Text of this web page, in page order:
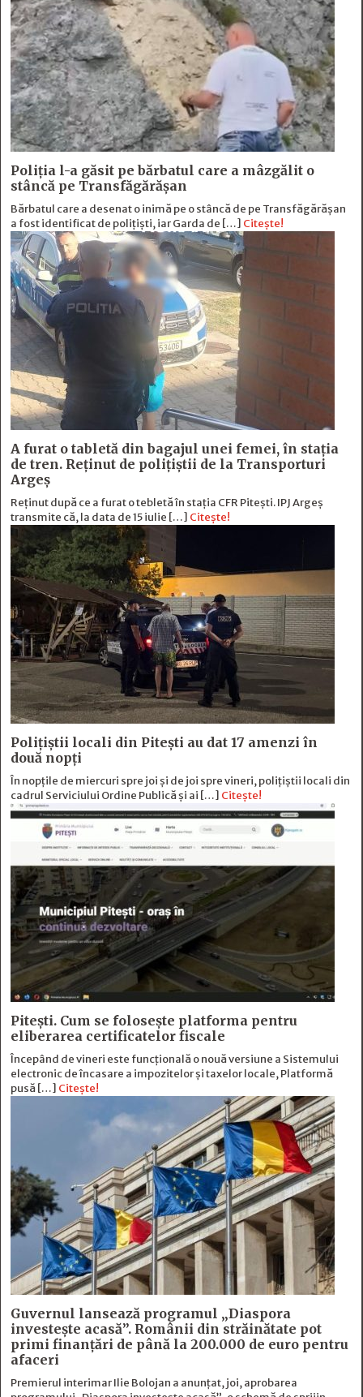
Poliția l-a găsit pe bărbatul care a mâzgălit o
stâncă pe Transfăgărășan
Bărbatul care a desenat o inimă pe o stâncă de pe Transfăgărășan
a fost identificat de polițiști, iar Garda de […] Citește!
A furat o tabletă din bagajul unei femei, în stația
de tren. Reținut de polițiștii de la Transporturi
Argeș
Reținut după ce a furat o tebletă în stația CFR Pitești. IPJ Argeș
transmite că, la data de 15 iulie […] Citește!
Polițiștii locali din Pitești au dat 17 amenzi în
două nopți
În nopțile de miercuri spre joi și de joi spre vineri, polițiștii locali din
cadrul Serviciului Ordine Publică și ai […] Citește!
Pitești. Cum se folosește platforma pentru
eliberarea certificatelor fiscale
Începând de vineri este funcțională o nouă versiune a Sistemului
electronic de încasare a impozitelor și taxelor locale, Platformă
pusă […] Citește!
Guvernul lansează programul „Diaspora
investește acasă”. Românii din străinătate pot
primi finanțări de până la 200.000 de euro pentru
afaceri
Premierul interimar Ilie Bolojan a anunțat, joi, aprobarea